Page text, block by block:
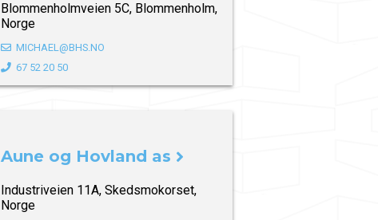
Blommenholmveien 5C, Blommenholm,
Norge
MICHAEL@BHS.NO
67 52 20 50
Aune og Hovland as
Industriveien 11A, Skedsmokorset,
Norge